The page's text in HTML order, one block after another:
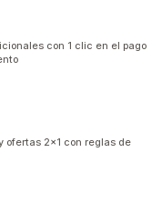
con 1 clic en el pago
ofertas 2x1 con reglas de